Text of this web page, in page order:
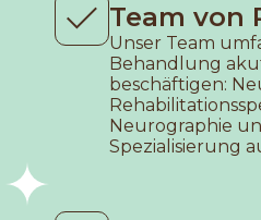
Team von
Unser Team
Behandlung
beschäftigen:
Neurographie
Spezialisierung